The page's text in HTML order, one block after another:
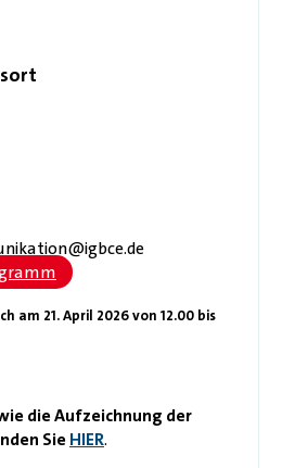
am 21. April 2026 von 12.00 bis
die Aufzeichnung der
Sie HIER.